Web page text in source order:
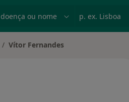
de cidade
Vítor Fernandes